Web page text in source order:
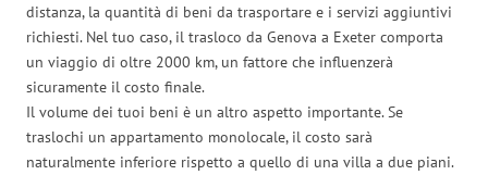
distanza, la quantità di beni da trasportare e i servizi aggiuntivi
richiesti. Nel tuo caso, il trasloco da Genova a Exeter comporta
un viaggio di oltre 2000 km, un fattore che influenzerà
sicuramente il costo finale.
Il volume dei tuoi beni è un altro aspetto importante. Se
traslochi un appartamento monolocale, il costo sarà
naturalmente inferiore rispetto a quello di una villa a due piani.